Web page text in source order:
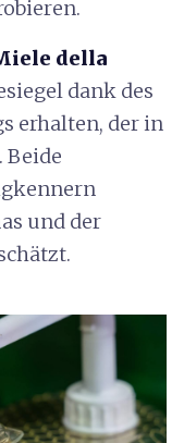
della
dank des
erhalten, der in
Beide
und der